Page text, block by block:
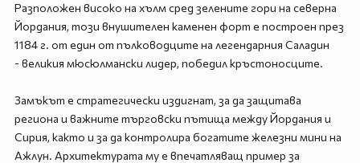
Разположен високо на хълм сред зелените гори на северна
Йордания, този внушителен каменен форт е построен през
1184 г. от един от пълководците на легендарния Саладин
- великия мюсюлмански лидер, победил кръстоносците.
Замъкът е стратегически издигнат, за да защитава
региона и важните търговски пътища между Йордания и
Сирия, както и за да контролира богатите железни мини на
Ажлун. Архитектурата му е впечатляващ пример за